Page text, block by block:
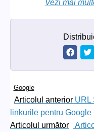
Vezi mai
Google
Navigare
în
Articolul anterior URL
linkurile pentru
Articolul următor